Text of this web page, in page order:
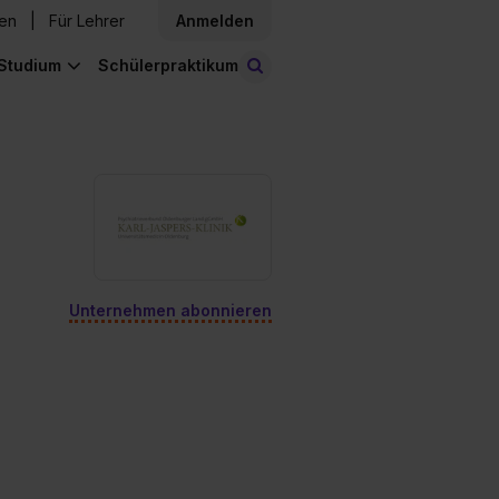
Für Lehrer Anmelden
Schülerpraktikum
Unternehmen abonnieren